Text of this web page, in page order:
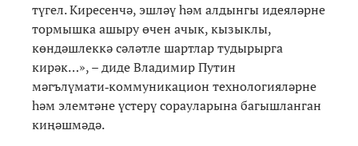
түгел. Киресенчә, эшләү һәм алдынгы идеяләрне
тормышка ашыру өчен ачык, кызыклы,
көндәшлеккә сәләтле шартлар тудырырга
кирәк…», – диде Владимир Путин
мәгълүмати‑коммуникацион технологияләрне
һәм элемтәне үстерү сорауларына багышланган
киңәшмәдә.